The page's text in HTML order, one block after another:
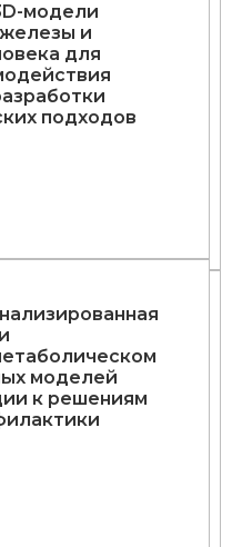
модели
и
для
подходов
моделей
к решениям